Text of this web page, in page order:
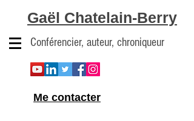
Gaël Chatelain-Berry
Conférencier, auteur, chroniqueur
Me contacter